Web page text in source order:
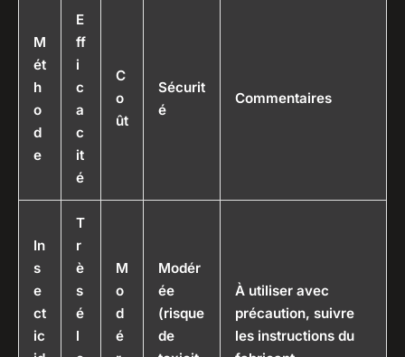
M
ét
h
o
d
e
E
ff
i
c
a
c
it
é
C
o
ût
Sécurit
é
Commentaires
In
s
e
ct
ic
T
r
è
s
é
l
M
o
d
é
Modér
ée
(risque
de
À utiliser avec
précaution, suivre
les instructions du